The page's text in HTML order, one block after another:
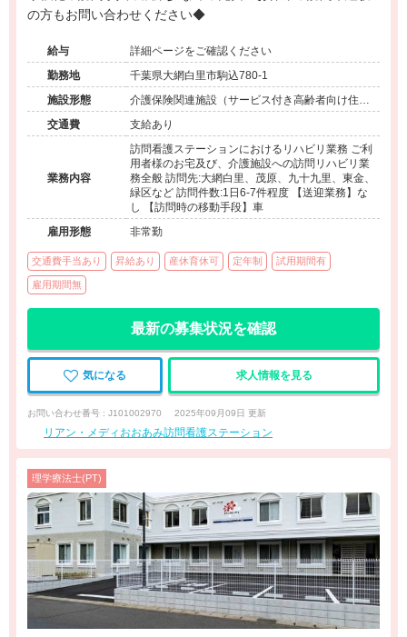
の方もお問い合わせください◆
給与
詳細ページをご確認ください
勤務地
千葉県大網白里市駒込780-1
施設形態
介護保険関連施設（サービス付き高齢者向け住宅/
訪問看護・リハ）
交通費 支給あり
業務内容
訪問看護ステーションにおけるリハビリ業務 ご利
用者様のお宅及び、介護施設への訪問リハビリ業
務全般 訪問先:大網白里、茂原、九十九里、東金、
緑区など 訪問件数:1日6-7件程度 【送迎業務】な
し 【訪問時の移動手段】車
雇用形態
非常勤
交通費手当あり 昇給あり 産休育休可 定年制 試用期間有
雇用期間無
最新の募集状況を確認
気になる 求人情報を見る
お問い合わせ番号 : J101002970 2025年09月09日 更新
リアン・メディおおあみ訪問看護ステーション
理学療法士(PT)